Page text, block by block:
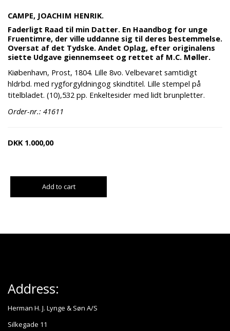
CAMPE, JOACHIM HENRIK.
Faderligt Raad til min Datter. En Haandbog for unge
Fruentimre, der ville uddanne sig til deres bestemmelse.
Oversat af det Tydske. Andet Oplag, efter originalens
siette Udgave giennemseet og rettet af M.C. Møller.
Kiøbenhavn, Prost, 1804. Lille 8vo. Velbevaret samtidigt
hldrbd. med rygforgyldningog skindtitel. Lille stempel på
titelbladet. (10),532 pp. Enkeltesider med lidt brunpletter.
Order-nr.: 41611
DKK 1.000,00
Add to cart
Address:
Herman H. J. Lynge & Søn A/S
Silkegade 11